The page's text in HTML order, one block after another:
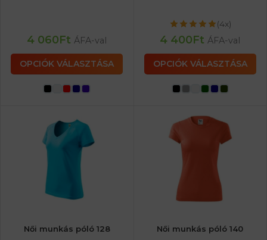
4 060Ft ÁFA-val
OPCIÓK VÁLASZTÁSA
(4x)
4 400Ft ÁFA-val
OPCIÓK VÁLASZTÁSA
Női munkás póló 128 Női munkás póló 140